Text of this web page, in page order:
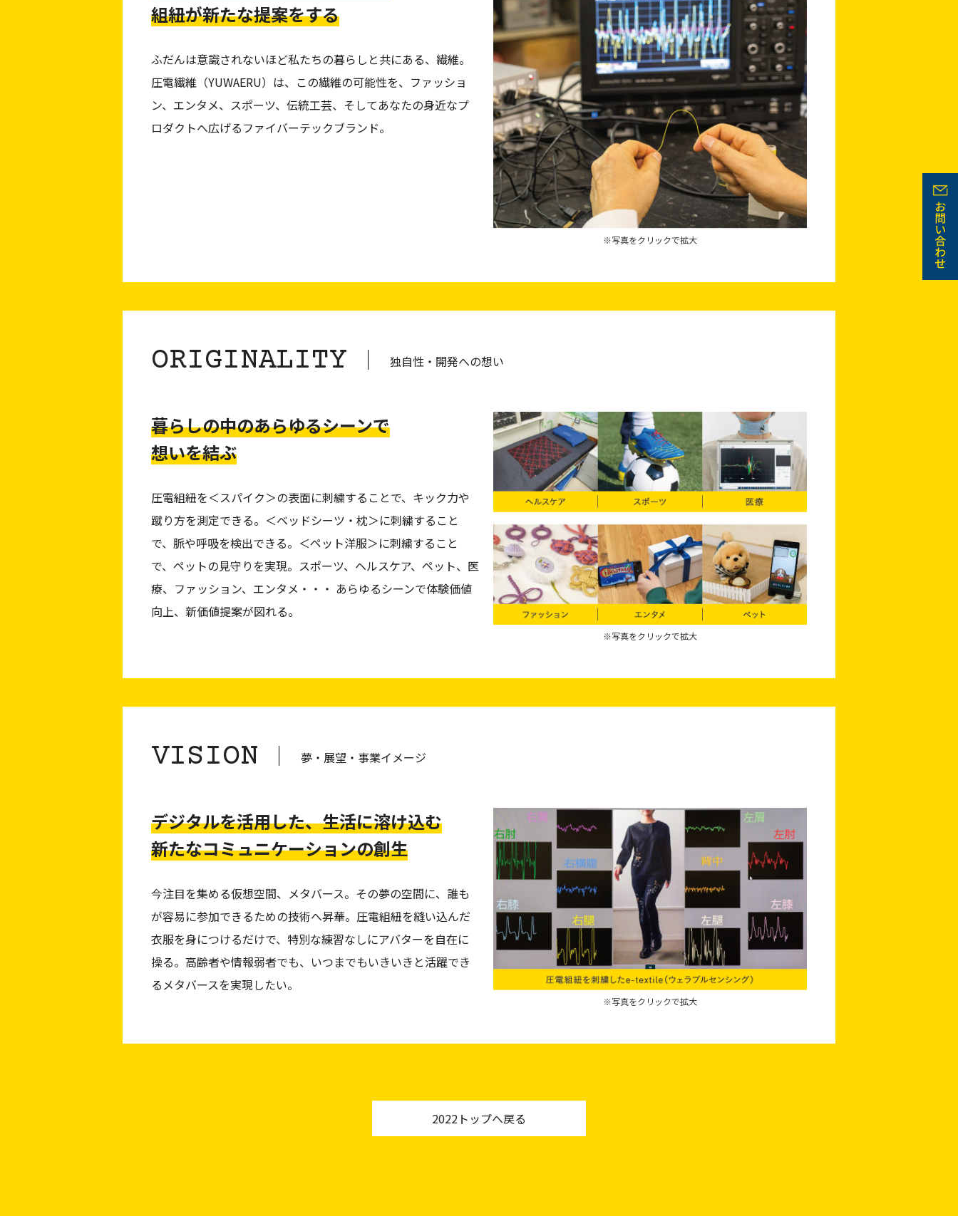
組紐が新たな提案をする
ふだんは意識されないほど私たちの暮らしと共にある、繊維。
圧電繊維（YUWAERU）は、この繊維の可能性を、ファッショ
ン、エンタメ、スポーツ、伝統工芸、そしてあなたの身近なプ
ロダクトへ広げるファイバーテックブランド。
ORIGINALITY 独自性・開発への想い
暮らしの中のあらゆるシーンで
想いを結ぶ
圧電組紐を＜スパイク＞の表面に刺繍することで、キック力や
蹴り方を測定できる。＜ベッドシーツ・枕＞に刺繍すること
で、脈や呼吸を検出できる。＜ペット洋服＞に刺繍すること
で、ペットの見守りを実現。スポーツ、ヘルスケア、ペット、医
療、ファッション、エンタメ・・・ あらゆるシーンで体験価値
向上、新価値提案が図れる。
VISION 夢・展望・事業イメージ
デジタルを活用した、生活に溶け込む
新たなコミュニケーションの創生
今注目を集める仮想空間、メタバース。その夢の空間に、誰も
が容易に参加できるための技術へ昇華。圧電組紐を縫い込んだ
衣服を身につけるだけで、特別な練習なしにアバターを自在に
操る。高齢者や情報弱者でも、いつまでもいきいきと活躍でき
るメタバースを実現したい。
トップへ戻る